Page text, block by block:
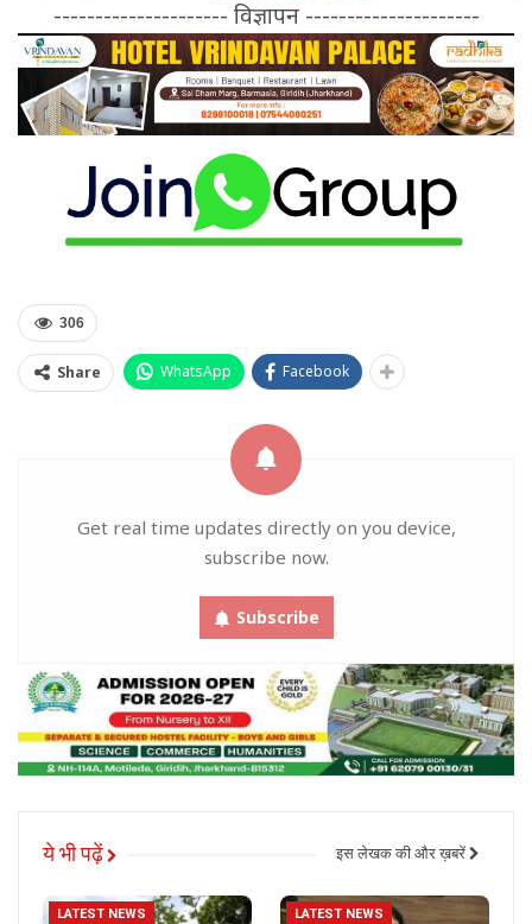
--------------------- विज्ञापन ---------------------
306
Share WhatsApp Facebook
Get real time updates directly on you device,
subscribe now.
Subscribe
ये भी पढ़ें इस लेखक की और ख़बरें
LATEST NEWS LATEST NEWS